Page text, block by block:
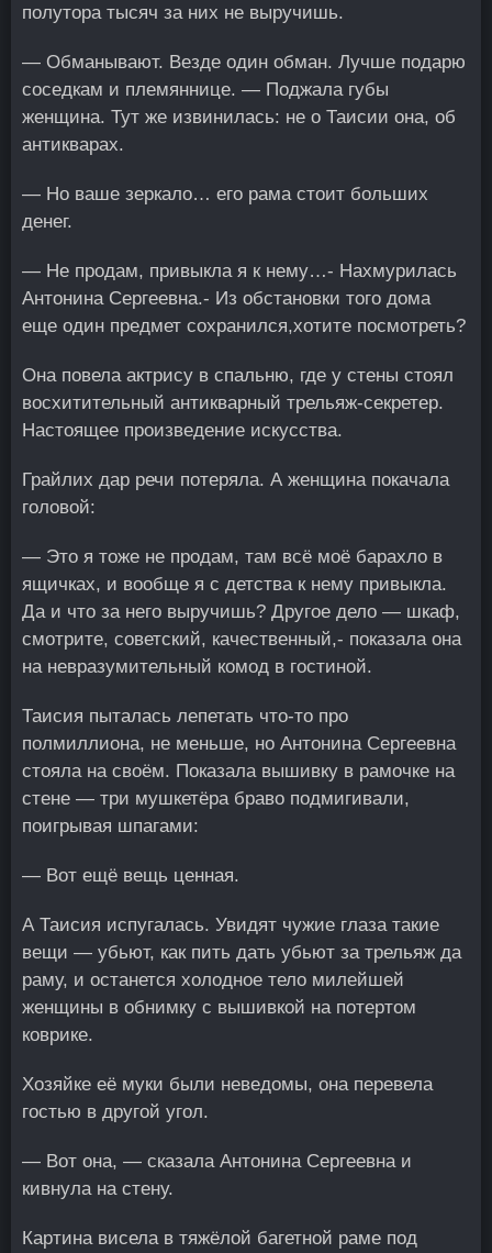
полутора тысяч за них не выручишь.
— Обманывают. Везде один обман. Лучше подарю
соседкам и племяннице. — Поджала губы
женщина. Тут же извинилась: не о Таисии она, об
антикварах.
— Но ваше зеркало… его рама стоит больших
денег.
— Не продам, привыкла я к нему…- Нахмурилась
Антонина Сергеевна.- Из обстановки того дома
еще один предмет сохранился,хотите посмотреть?
Она повела актрису в спальню, где у стены стоял
восхитительный антикварный трельяж-секретер.
Настоящее произведение искусства.
Грайлих дар речи потеряла. А женщина покачала
головой:
— Это я тоже не продам, там всё моё барахло в
ящичках, и вообще я с детства к нему привыкла.
Да и что за него выручишь? Другое дело — шкаф,
смотрите, советский, качественный,- показала она
на невразумительный комод в гостиной.
Таисия пыталась лепетать что-то про
полмиллиона, не меньше, но Антонина Сергеевна
стояла на своём. Показала вышивку в рамочке на
стене — три мушкетёра браво подмигивали,
поигрывая шпагами:
— Вот ещё вещь ценная.
А Таисия испугалась. Увидят чужие глаза такие
вещи — убьют, как пить дать убьют за трельяж да
раму, и останется холодное тело милейшей
женщины в обнимку с вышивкой на потертом
коврике.
Хозяйке её муки были неведомы, она перевела
гостью в другой угол.
— Вот она, — сказала Антонина Сергеевна и
кивнула на стену.
Картина висела в тяжёлой багетной раме под